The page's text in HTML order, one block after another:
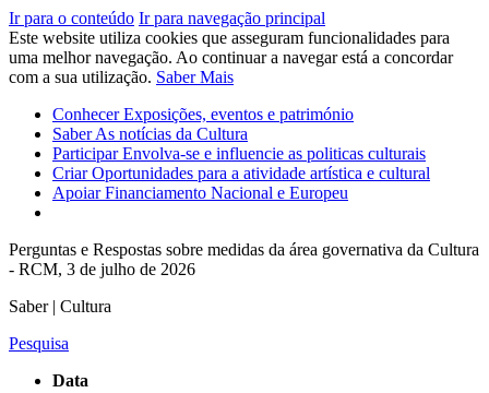
Ir para o conteúdo Ir para navegação principal
Este website utiliza cookies que asseguram funcionalidades para
uma melhor navegação. Ao continuar a navegar está a concordar
com a sua utilização. Saber Mais
ConhecerExposições, eventos e património
SaberAs notícias da Cultura
ParticiparEnvolva-se e influencie as politicas culturais
CriarOportunidades para a atividade artística e cultural
ApoiarFinanciamento Nacional e Europeu
Perguntas e Respostas sobre medidas da área governativa da Cultura
- RCM, 3 de julho de 2026
Saber | Cultura
Pesquisa
Data